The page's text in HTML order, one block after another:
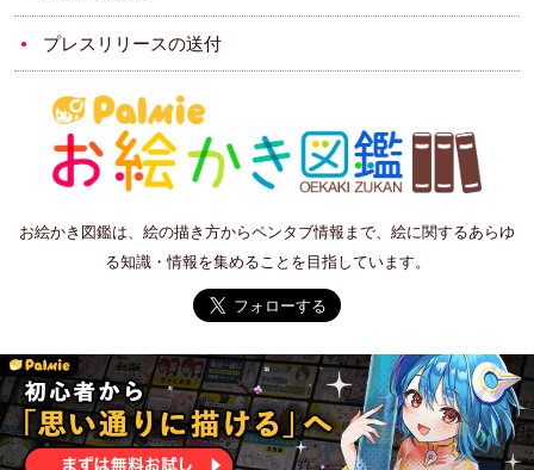
プレスリリースの送付
お絵かき図鑑は、絵の描き方からペンタブ情報まで、絵に関するあらゆ
る知識・情報を集めることを目指しています。